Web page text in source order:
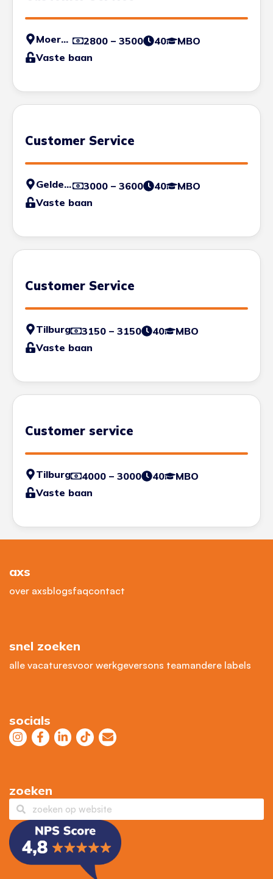
Moerdijk 2800 – 3500 40
MBO
Vaste baan
Customer Service
Geldermalsen 3000 – 3600 40
MBO
Vaste baan
Customer Service
Tilburg 3150 – 3150 40
MBO
Vaste baan
Customer service
Tilburg 4000 – 3000 40
MBO
Vaste baan
axs
over axsblogsfaqcontact
snel zoeken
alle vacaturesvoor werkgeversons teamandere labels
socials
zoeken